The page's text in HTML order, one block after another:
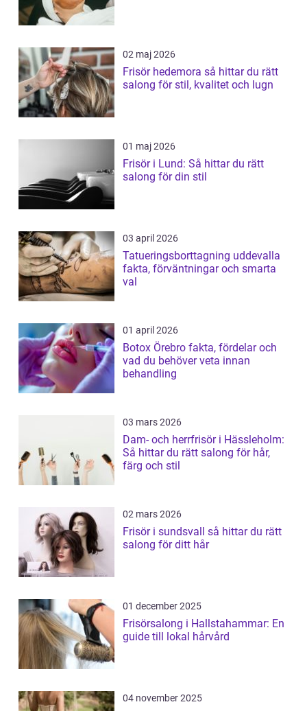
02 maj 2026
Frisör hedemora så hittar du rätt
salong för stil, kvalitet och lugn
01 maj 2026
Frisör i Lund: Så hittar du rätt
salong för din stil
03 april 2026
Tatueringsborttagning uddevalla
fakta, förväntningar och smarta
val
01 april 2026
Botox Örebro fakta, fördelar och
vad du behöver veta innan
behandling
03 mars 2026
Dam- och herrfrisör i Hässleholm:
Så hittar du rätt salong för hår,
färg och stil
02 mars 2026
Frisör i sundsvall så hittar du rätt
salong för ditt hår
01 december 2025
Frisörsalong i Hallstahammar: En
guide till lokal hårvård
04 november 2025